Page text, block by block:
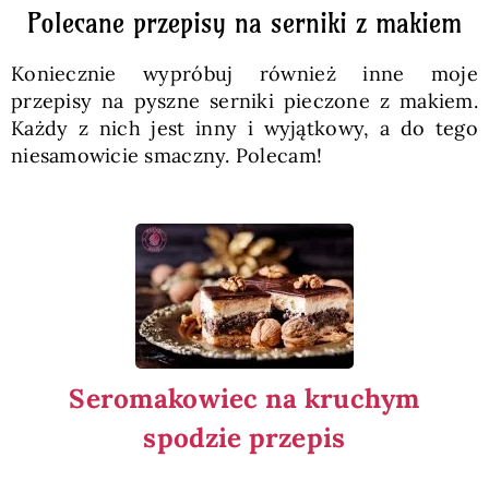
Polecane przepisy na serniki z makiem
Koniecznie wypróbuj również inne moje
przepisy na pyszne serniki pieczone z makiem.
Każdy z nich jest inny i wyjątkowy, a do tego
niesamowicie smaczny. Polecam!
Seromakowiec na kruchym
spodzie przepis